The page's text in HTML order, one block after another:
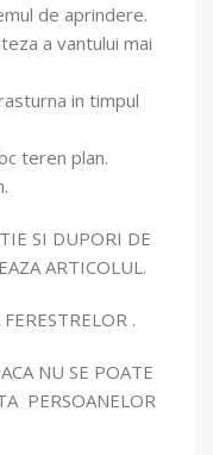
de aprindere.
a vantului mai
in timpul
teren plan.
SI DUPORI DE
ARTICOLUL.
.
NU SE POATE
PERSOANELOR